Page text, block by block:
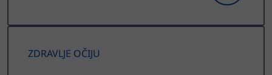
ZDRAVLJE OČIJU